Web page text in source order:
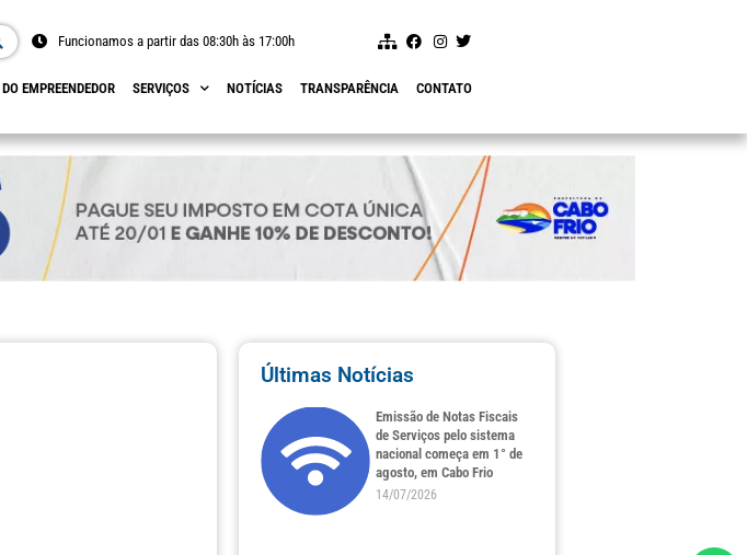
Funcionamos a partir das 08:30h às 17:00h
EMPREENDEDOR SERVIÇOS NOTÍCIAS TRANSPARÊNCIA CONTATO
Últimas Notícias
Emissão de Notas Fiscais
de Serviços pelo sistema
nacional começa em 1° de
agosto, em Cabo Frio
14/07/2026